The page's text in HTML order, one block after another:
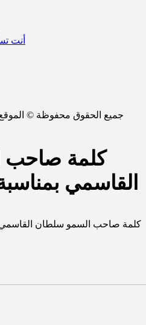
أنت
جميع الحقوق محفوظة © الموقع
كلمة صاحب
القاسمي
كلمة صاحب السمو سلطان القاسمي